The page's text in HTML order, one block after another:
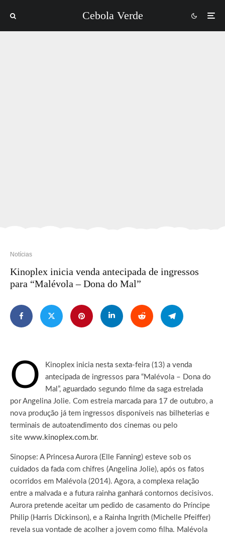
Cebola Verde
Notícias
Kinoplex inicia venda antecipada de ingressos
para “Malévola – Dona do Mal”
O
Kinoplex inicia nesta sexta-feira (13) a venda
antecipada de ingressos para “Malévola – Dona do
Mal”, aguardado segundo filme da saga estrelada
por Angelina Jolie. Com estreia marcada para 17 de outubro, a
nova produção já tem ingressos disponíveis nas bilheterias e
terminais de autoatendimento dos cinemas ou pelo
site www.kinoplex.com.br.
Sinopse: A Princesa Aurora (Elle Fanning) esteve sob os
cuidados da fada com chifres (Angelina Jolie), após os fatos
ocorridos em Malévola (2014). Agora, a complexa relação
entre a malvada e a futura rainha ganhará contornos decisivos.
Aurora pretende aceitar um pedido de casamento do Príncipe
Philip (Harris Dickinson), e a Rainha Ingrith (Michelle Pfeiffer)
revela sua vontade de acolher a jovem como filha. Malévola